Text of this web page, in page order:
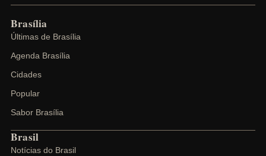
Brasília
Últimas de Brasília
Agenda Brasília
Cidades
Popular
Sabor Brasília
Brasil
Notícias do Brasil